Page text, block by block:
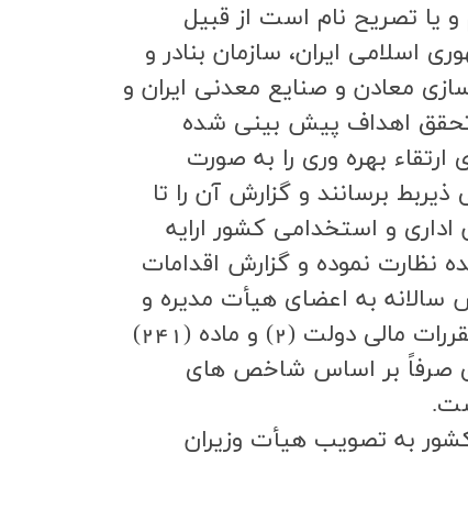
يا تصريح نام است از قبيل
ايران، سازمان بنادر و
معادن و صنايع معدني ايران و
و تحقق اهداف پيش بيني شده
هاي ارتقاء بهره وري را به صورت
برسانند و گزارش آن را تا
سازمان اداري و استخدامي كشور ارايه
نظارت نموده و گزارش اقدامات
سالانه به اعضاي هيأت مديره و
مديران اين شركت ها با رعايت ماده (84) قانون الحاق برخي مواد به قانون تنظيم بخشي از مقررات مالي دولت (2) و ماده (241)
با اصلاحات و الحاقات بعدي صرفاً بر اساس شاخص هاي
كشور به تصويب هيأت وزيران